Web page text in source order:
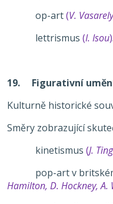
op-art(V.
lettrismus (I. Isou).
19. Figurativní
Kulturně historické
Směry zobrazující
kinetismus (J.
pop-art v
Hamilton, D. Hockney, A.